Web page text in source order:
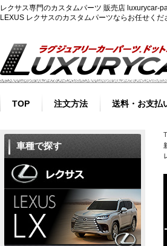
レクサス専門のカスタムパーツ 販売店 luxurycar-
LEXUS レクサスのカスタムパーツならお任せく
TOP 注文方法 送料・お支払
車種で探す